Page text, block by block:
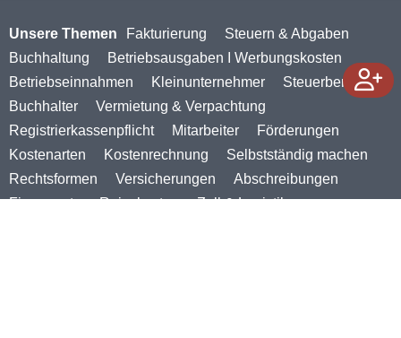
Unsere Themen Fakturierung
Steuern & Abgaben
Buchhaltung
Betriebsausgaben I Werbungskosten
Betriebseinnahmen
Kleinunternehmer
Steuerberater
Buchhalter
Vermietung & Verpachtung
Registrierkassenpflicht
Mitarbeiter
Förderungen
Kostenarten
Kostenrechnung
Selbstständig machen
Rechtsformen
Versicherungen
Abschreibungen
Firmenauto
Reisekosten
Zoll & Logistik